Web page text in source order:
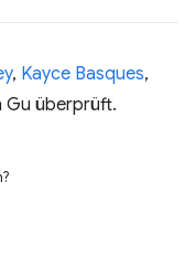
, Kayce Basques,
Gu überprüft.